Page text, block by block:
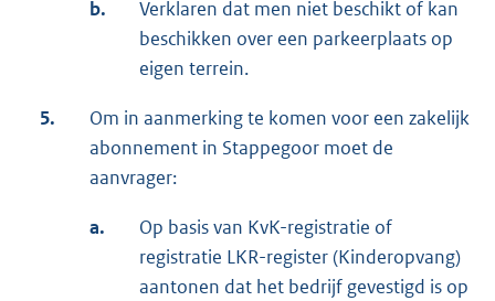
b.
Verklaren dat men niet beschikt of kan
beschikken over een parkeerplaats op
eigen terrein.
5.
Om in aanmerking te komen voor een zakelijk
abonnement in Stappegoor moet de
aanvrager:
a.
Op basis van KvK-registratie of
registratie LKR-register (Kinderopvang)
aantonen dat het bedrijf gevestigd is op